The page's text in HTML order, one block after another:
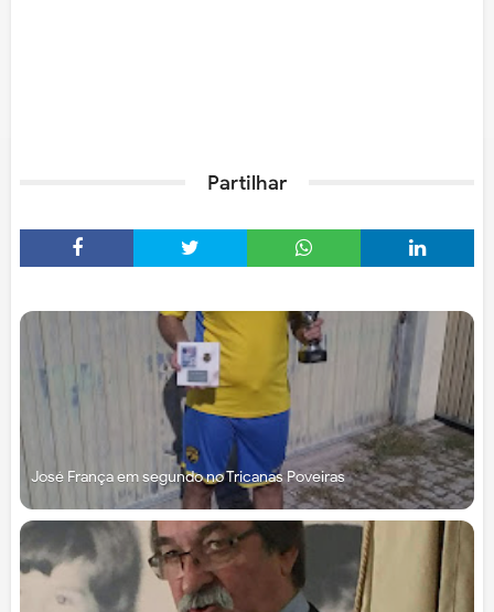
Partilhar
José França em segundo no Tricanas Poveiras